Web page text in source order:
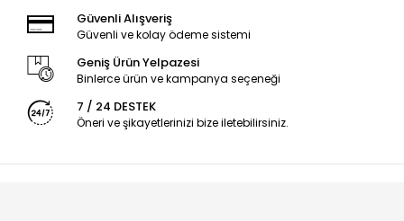
Güvenli Alışveriş
Güvenli ve kolay ödeme sistemi
Geniş Ürün Yelpazesi
Binlerce ürün ve kampanya seçeneği
7 / 24 DESTEK
Öneri ve şikayetlerinizi bize iletebilirsiniz.